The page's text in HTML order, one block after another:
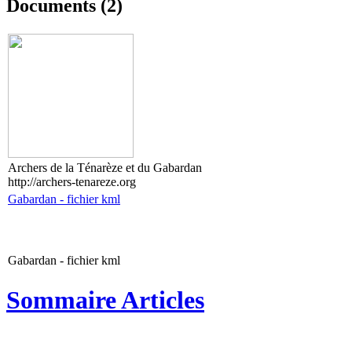
Documents (2)
Archers de la Ténarèze et du Gabardan
http://archers-tenareze.org
Gabardan - fichier kml
Gabardan - fichier kml
Sommaire Articles